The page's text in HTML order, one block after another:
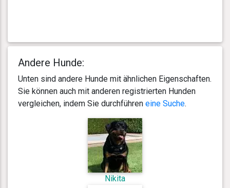
Andere Hunde:
Unten sind andere Hunde mit ähnlichen Eigenschaften.
Sie können auch mit anderen registrierten Hunden
vergleichen, indem Sie durchführen eine Suche.
Nikita